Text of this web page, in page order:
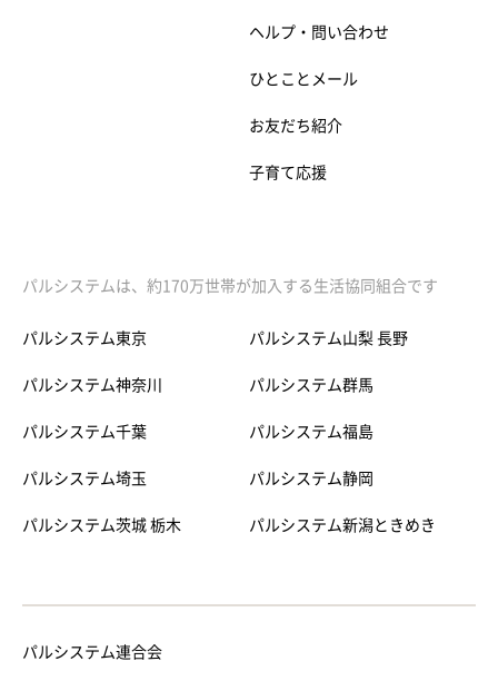
ヘルプ・問い合わせ
ひとことメール
お友だち紹介
子育て応援
パルシステムは、約170万世帯が加入する生活協同組合です
パルシステム東京
パルシステム神奈川
パルシステム千葉
パルシステム埼玉
パルシステム茨城 栃木
パルシステム山梨 長野
パルシステム群馬
パルシステム福島
パルシステム静岡
パルシステム新潟ときめき
パルシステム連合会